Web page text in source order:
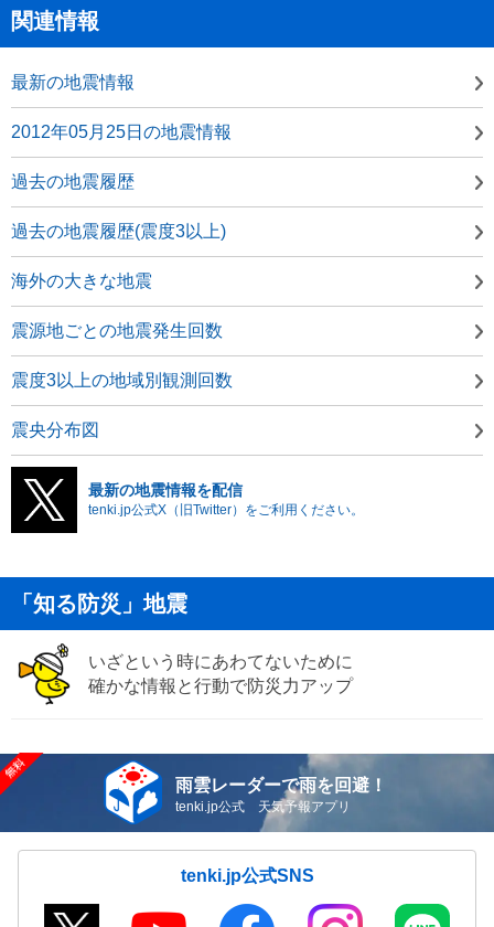
関連情報
最新の地震情報
2012年05月25日の地震情報
過去の地震履歴
過去の地震履歴(震度3以上)
海外の大きな地震
震源地ごとの地震発生回数
震度3以上の地域別観測回数
震央分布図
最新の地震情報を配信
tenki.jp公式X（旧Twitter）をご利用ください。
「知る防災」地震
いざという時にあわてないために
確かな情報と行動で防災力アップ
雨雲レーダーで雨を回避！
tenki.jp公式 天気予報アプリ
tenki.jp公式SNS